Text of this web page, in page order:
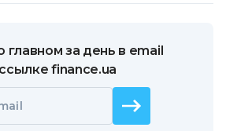
главном за день в email
finance.ua